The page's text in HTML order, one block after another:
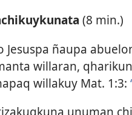
(8 min.)
Jesuspa ñaupa
willaran,
willakuy Mat. 1:3:
unuman